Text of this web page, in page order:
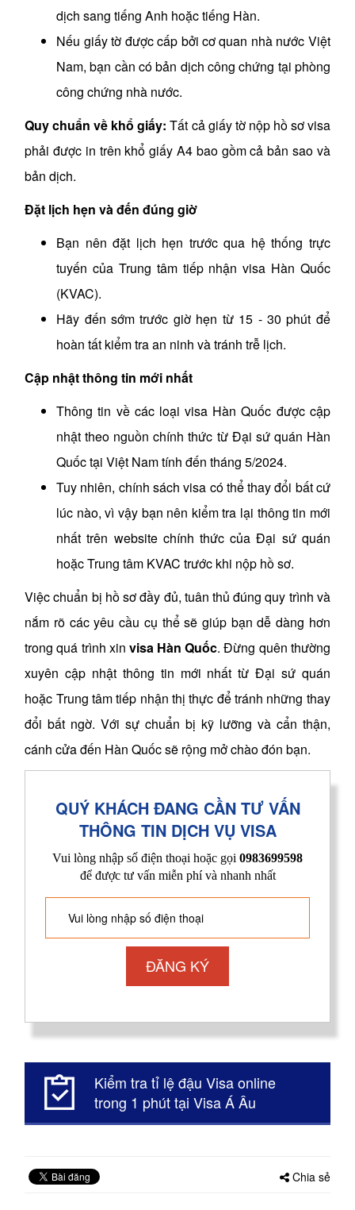
dịch sang tiếng Anh hoặc tiếng Hàn.
Nếu giấy tờ được cấp bởi cơ quan nhà nước Việt
Nam, bạn cần có bản dịch công chứng tại phòng
công chứng nhà nước.
Quy chuẩn về khổ giấy:Tất cả giấy tờ nộp hồ sơ visa
phải được in trên khổ giấy A4 bao gồm cả bản sao và
bản dịch.
Đặt lịch hẹn và đến đúng giờ
Bạn nên đặt lịch hẹn trước qua hệ thống trực
tuyến của Trung tâm tiếp nhận visa Hàn Quốc
(KVAC).
Hãy đến sớm trước giờ hẹn từ 15 - 30 phút để
hoàn tất kiểm tra an ninh và tránh trễ lịch.
Cập nhật thông tin mới nhất
Thông tin về các loại visa Hàn Quốc được cập
nhật theo nguồn chính thức từ Đại sứ quán Hàn
Quốc tại Việt Nam tính đến tháng 5/2024.
Tuy nhiên, chính sách visa có thể thay đổi bất cứ
lúc nào, vì vậy bạn nên kiểm tra lại thông tin mới
nhất trên website chính thức của Đại sứ quán
hoặc Trung tâm KVAC trước khi nộp hồ sơ.
Việc chuẩn bị hồ sơ đầy đủ, tuân thủ đúng quy trình và
nắm rõ các yêu cầu cụ thể sẽ giúp bạn dễ dàng hơn
trong quá trình xin visa Hàn Quốc. Đừng quên thường
xuyên cập nhật thông tin mới nhất từ Đại sứ quán
hoặc Trung tâm tiếp nhận thị thực để tránh những thay
đổi bất ngờ. Với sự chuẩn bị kỹ lưỡng và cẩn thận,
cánh cửa đến Hàn Quốc sẽ rộng mở chào đón bạn.
QUÝ KHÁCH ĐANG CẦN TƯ VẤN
THÔNG TIN DỊCH VỤ VISA
Vui lòng nhập số điện thoại hoặc gọi 0983699598
để được tư vấn miễn phí và nhanh nhất
Kiểm tra tỉ lệ đậu Visa online
trong 1 phút tại Visa Á Âu
Chia sẻ